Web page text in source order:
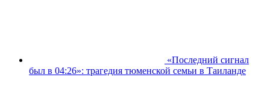
«Последний сигнал
был в 04:26»: трагедия тюменской семьи в Таиланде